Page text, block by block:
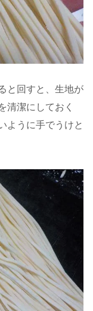
と回すと、生地が
清潔にしておく
ように手でうけと